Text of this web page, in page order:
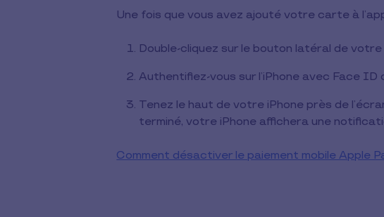
Une fois que vous avez ajouté votre carte à
Double-cliquez sur le bouton latéral de
Authentifiez-vous sur l’iPhone avec Face ID
Tenez le haut de votre iPhone près de
terminé, votre iPhone affichera une
Comment désactiver le paiement mobile Apple